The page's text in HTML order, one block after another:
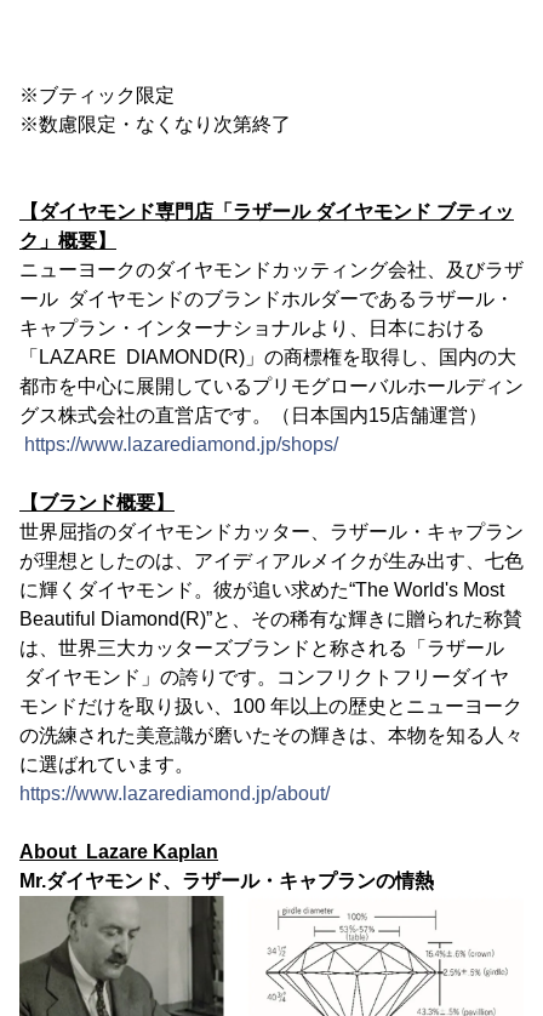
※ブティック限定
※数慮限定・なくなり次第終了
【ダイヤモンド専門店「ラザール ダイヤモンド ブティッ
ク」概要】
ニューヨークのダイヤモンドカッティング会社、及びラザ
ール ダイヤモンドのブランドホルダーであるラザール・
キャプラン・インターナショナルより、日本における
「LAZARE DIAMOND(R)」の商標権を取得し、国内の大
都市を中心に展開しているプリモグローバルホールディン
グス株式会社の直営店です。（日本国内15店舗運営）
https://www.lazarediamond.jp/shops/
【ブランド概要】
世界屈指のダイヤモンドカッター、ラザール・キャプラン
が理想としたのは、アイディアルメイクが生み出す、七色
に輝くダイヤモンド。彼が追い求めた“The World's Most
Beautiful Diamond(R)”と、その稀有な輝きに贈られた称賛
は、世界三大カッターズブランドと称される「ラザール
ダイヤモンド」の誇りです。コンフリクトフリーダイヤ
モンドだけを取り扱い、100 年以上の歴史とニューヨーク
の洗練された美意識が磨いたその輝きは、本物を知る人々
に選ばれています。
https://www.lazarediamond.jp/about/
About Lazare Kaplan
Mr.ダイヤモンド、ラザール・キャプランの情熱